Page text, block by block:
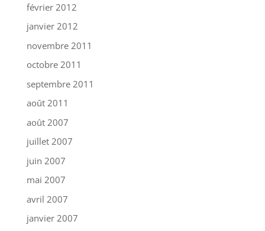
février 2012
janvier 2012
novembre 2011
octobre 2011
septembre 2011
août 2011
août 2007
juillet 2007
juin 2007
mai 2007
avril 2007
janvier 2007